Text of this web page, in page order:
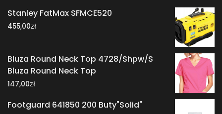
Stanley FatMax SFMCE520
455,00zł
Bluza Round Neck Top 4728/Shpw/S
Bluza Round Neck Top
147,00zł
Footguard 641850 200 Buty"Solid"